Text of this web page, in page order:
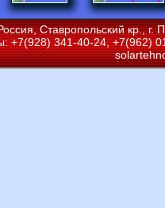
Ставропольский кр., г.
+7(928) 341-40-24, +7(962)